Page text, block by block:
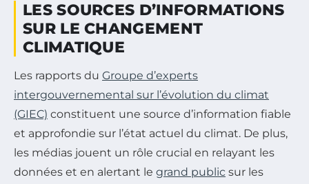
LES SOURCES D’INFORMATIONS
SUR LE CHANGEMENT
CLIMATIQUE
Les rapports du Groupe d’experts
intergouvernemental sur l’évolution du climat
(GIEC) constituent une source d’information fiable
et approfondie sur l’état actuel du climat. De plus,
les médias jouent un rôle crucial en relayant les
données et en alertant le grand public sur les